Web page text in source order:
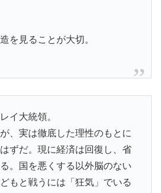
を見ることが大切。
イ大統領。
、実は徹底した理性のもとに
ずだ。現に経済は回復し、省
。国を悪くする以外脳のない
もと戦うには「狂気」でいる